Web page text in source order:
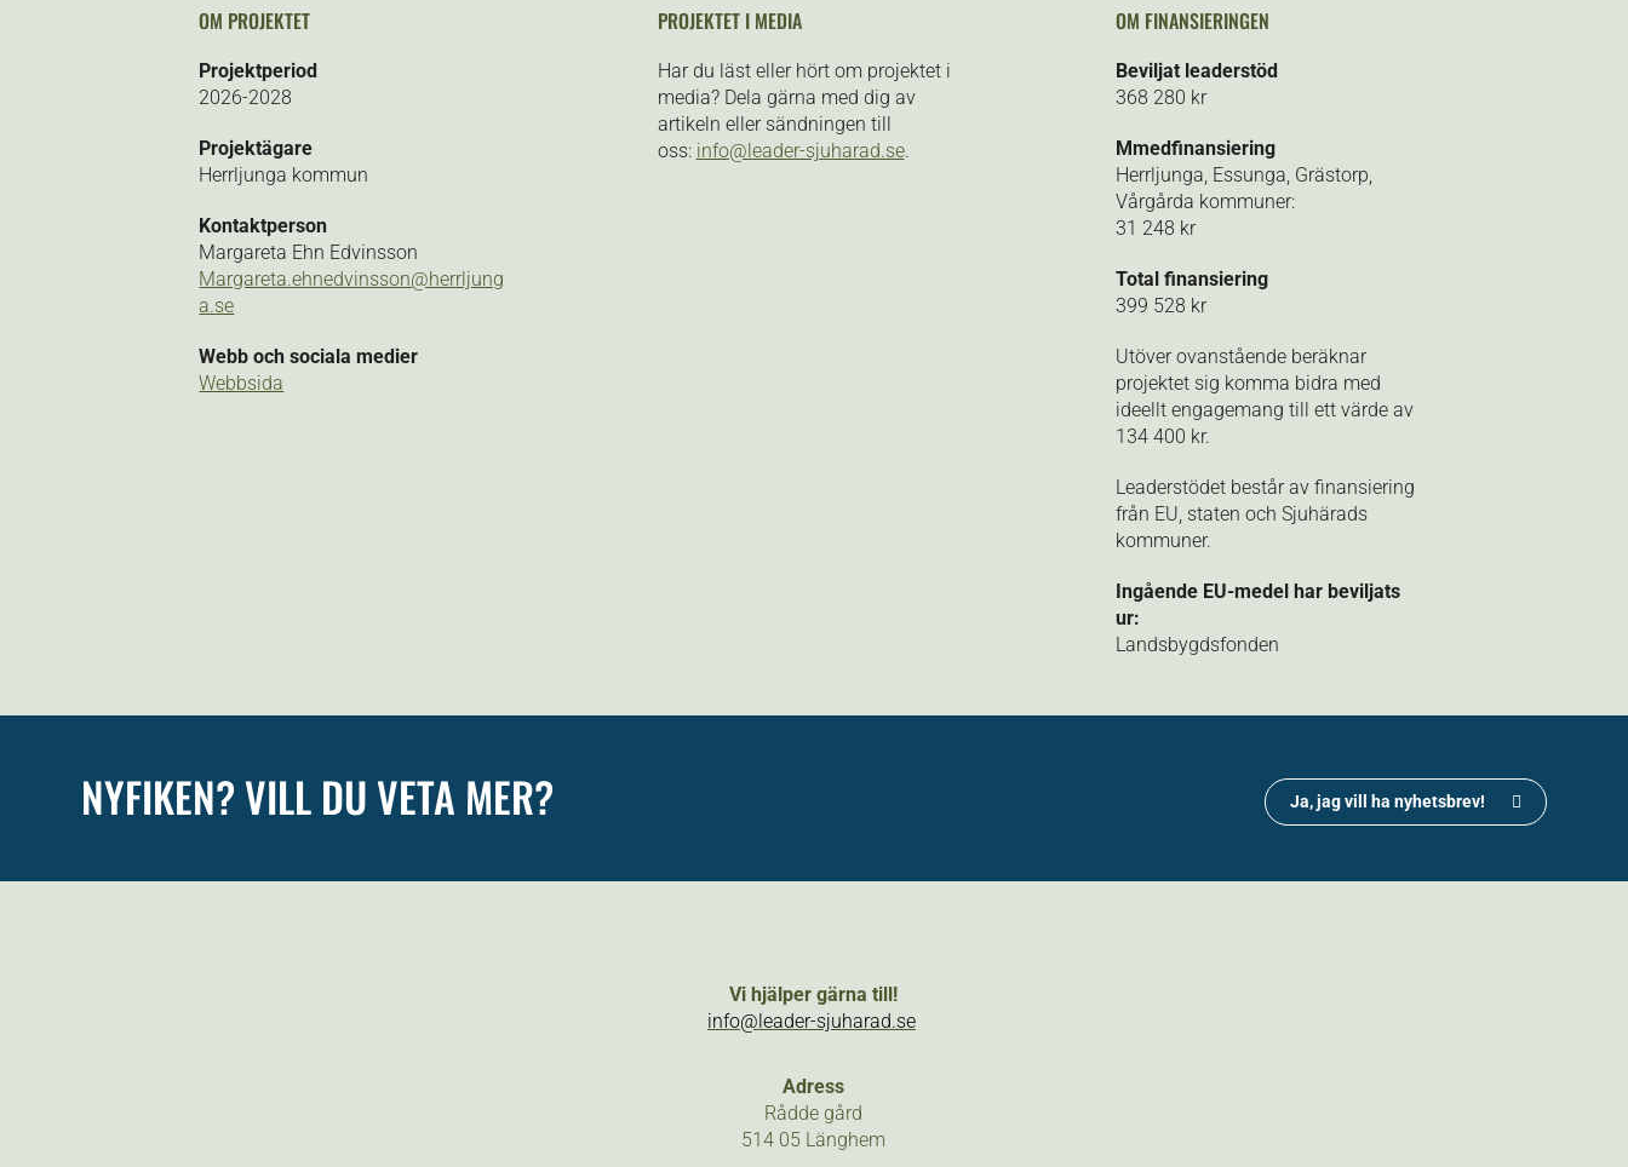
OM PROJEKTET
Projektperiod
2026-2028
Projektägare
Herrljunga kommun
Kontaktperson
Margareta Ehn Edvinsson
Margareta.ehnedvinsson@herrljung
a.se
Webb och sociala medier
Webbsida
PROJEKTET I MEDIA
Har du läst eller hört om projektet i
media? Dela gärna med dig av
artikeln eller sändningen till
oss: info@leader-sjuharad.se.
OM FINANSIERINGEN
Beviljat leaderstöd
368 280 kr
Mmedfinansiering
Herrljunga, Essunga, Grästorp,
Vårgårda kommuner:
31 248 kr
Total finansiering
399 528 kr
Utöver ovanstående beräknar
projektet sig komma bidra med
ideellt engagemang till ett värde av
134 400 kr.
Leaderstödet består av finansiering
från EU, staten och Sjuhärads
kommuner.
Ingående EU-medel har beviljats
ur:
Landsbygdsfonden
NYFIKEN? VILL DU VETA MER? Ja, jag vill ha nyhetsbrev!
Vi hjälper gärna till!
info@leader-sjuharad.se
Adress
Rådde gård
514 05 Länghem